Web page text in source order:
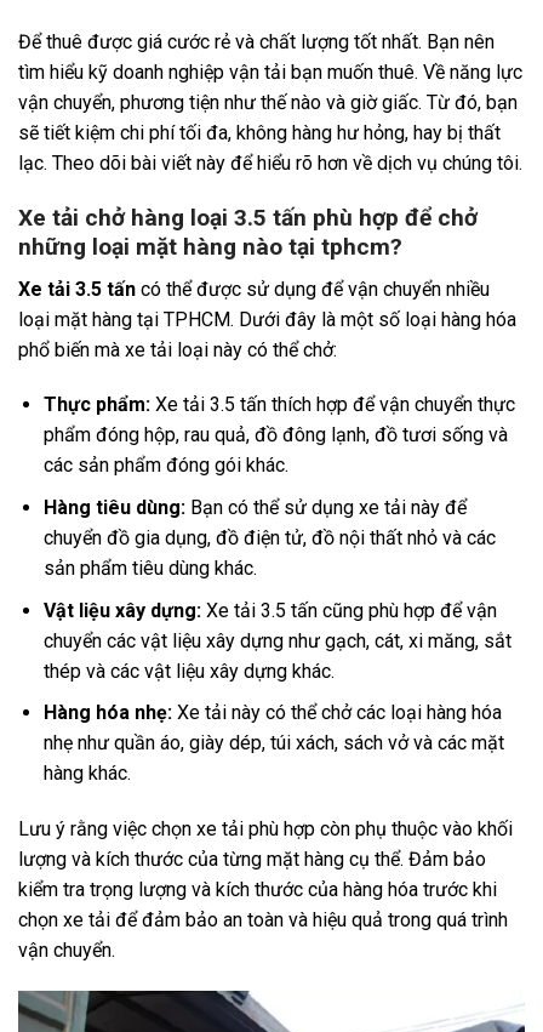
Để thuê được giá cước rẻ và chất lượng tốt nhất. Bạn nên
tìm hiểu kỹ doanh nghiệp vận tải bạn muốn thuê. Về năng lực
vận chuyển, phương tiện như thế nào và giờ giấc. Từ đó, bạn
sẽ tiết kiệm chi phí tối đa, không hàng hư hỏng, hay bị thất
lạc. Theo dõi bài viết này để hiểu rõ hơn về dịch vụ chúng tôi.
Xe tải chở hàng loại 3.5 tấn phù hợp để chở
những loại mặt hàng nào tại tphcm?
Xe tải 3.5 tấn có thể được sử dụng để vận chuyển nhiều
loại mặt hàng tại TPHCM. Dưới đây là một số loại hàng hóa
phổ biến mà xe tải loại này có thể chở:
Thực phẩm: Xe tải 3.5 tấn thích hợp để vận chuyển thực
phẩm đóng hộp, rau quả, đồ đông lạnh, đồ tươi sống và
các sản phẩm đóng gói khác.
Hàng tiêu dùng: Bạn có thể sử dụng xe tải này để
chuyển đồ gia dụng, đồ điện tử, đồ nội thất nhỏ và các
sản phẩm tiêu dùng khác.
Vật liệu xây dựng: Xe tải 3.5 tấn cũng phù hợp để vận
chuyển các vật liệu xây dựng như gạch, cát, xi măng, sắt
thép và các vật liệu xây dựng khác.
Hàng hóa nhẹ: Xe tải này có thể chở các loại hàng hóa
nhẹ như quần áo, giày dép, túi xách, sách vở và các mặt
hàng khác.
Lưu ý rằng việc chọn xe tải phù hợp còn phụ thuộc vào khối
lượng và kích thước của từng mặt hàng cụ thể. Đảm bảo
kiểm tra trọng lượng và kích thước của hàng hóa trước khi
chọn xe tải để đảm bảo an toàn và hiệu quả trong quá trình
vận chuyển.